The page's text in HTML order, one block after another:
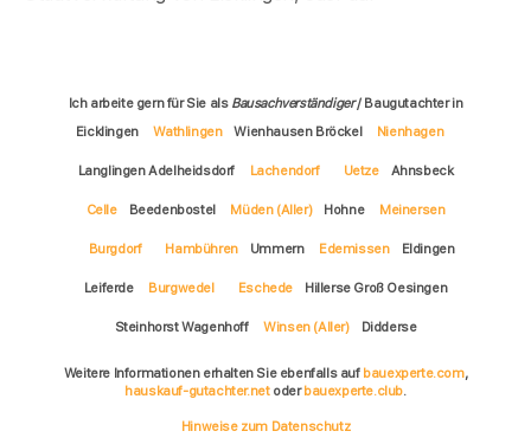
Ich arbeite gern für Sie als Bausachverständiger/ Baugutachter in
Eicklingen
Wathlingen Wienhausen Bröckel Nienhagen
Langlingen Adelheidsdorf Lachendorf Uetze Ahnsbeck
Celle Beedenbostel Müden (Aller) Hohne Meinersen
Burgdorf Hambühren Ummern Edemissen Eldingen
Leiferde Burgwedel Eschede Hillerse Groß Oesingen
Steinhorst Wagenhoff Winsen (Aller) Didderse
Weitere Informationen erhalten Sie ebenfalls auf bauexperte.com,
hauskauf-gutachter.netoderbauexperte.club.
Hinweise zum Datenschutz